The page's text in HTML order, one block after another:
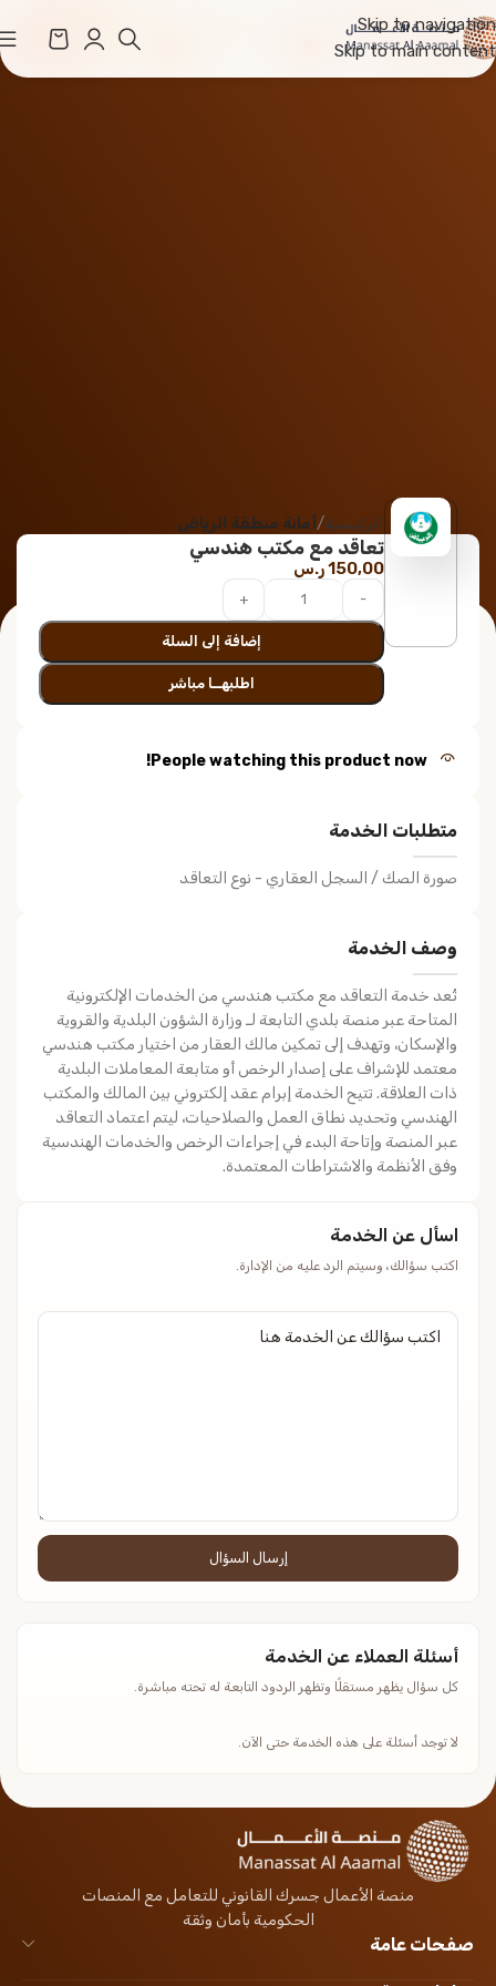
Skip to navigation
Skip to main content
الرئيسية أمانة منطقة الرياض
تعاقد مع مكتب هندسي
150,00ر.س
إضافة إلى السلة
اطلبهــا مباشر
People watching this product now!
متطلبات الخدمة
صورة الصك / السجل العقاري - نوع التعاقد
وصف الخدمة
تُعد خدمة التعاقد مع مكتب هندسي من الخدمات الإلكترونية
المتاحة عبر منصة بلدي التابعة لـ وزارة الشؤون البلدية والقروية
والإسكان، وتهدف إلى تمكين مالك العقار من اختيار مكتب هندسي
معتمد للإشراف على إصدار الرخص أو متابعة المعاملات البلدية
ذات العلاقة. تتيح الخدمة إبرام عقد إلكتروني بين المالك والمكتب
الهندسي وتحديد نطاق العمل والصلاحيات، ليتم اعتماد التعاقد
عبر المنصة وإتاحة البدء في إجراءات الرخص والخدمات الهندسية
وفق الأنظمة والاشتراطات المعتمدة.
اسأل عن الخدمة
اكتب سؤالك، وسيتم الرد عليه من الإدارة.
إرسال السؤال
أسئلة العملاء عن الخدمة
كل سؤال يظهر مستقلًا وتظهر الردود التابعة له تحته مباشرة.
لا توجد أسئلة على هذه الخدمة حتى الآن.
منصة الأعمال جسرك القانوني للتعامل مع المنصات
الحكومية بأمان وثقة
صفحات عامة